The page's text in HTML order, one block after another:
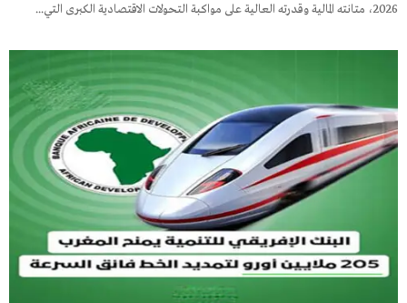
2026، متانته المالية وقدرته العالية على مواكبة التحولات الاقتصادية الكبرى التي...